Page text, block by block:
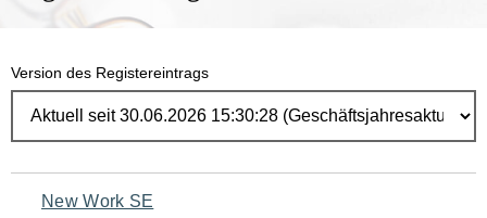
Version des Registereintrags
Navigation
New Work SE